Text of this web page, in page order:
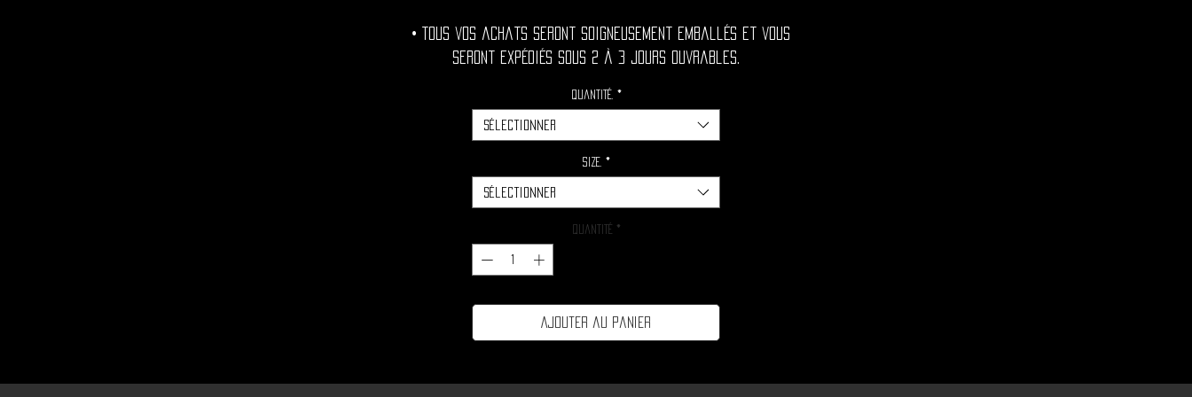
• Tous vos achats seront soigneusement emballés et vous
seront expédiés sous 2 à 3 jours ouvrables.
Quantité. *
Sélectionner
Size. *
Sélectionner
Quantité *
Ajouter au panier